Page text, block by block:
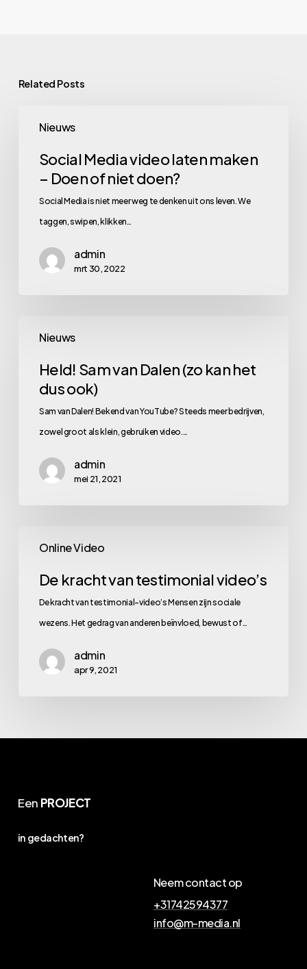
Related Posts
Nieuws
Media
video
laten
maken
Social Media video laten maken
– Doen of niet doen?
Social Media is niet meer weg te denken uit ons leven. We
taggen, swipen, klikken…
admin
mrt 30, 2022
Nieuws
Sam
Dalen
Held! Sam van Dalen (zo kan het
dus ook)
Sam van Dalen! Bekend van YouTube? Steeds meer bedrijven,
zowel groot als klein, gebruiken video.…
admin
mei 21, 2021
Online Video
kracht
testimonial
video’s
De kracht van testimonial video’s
De kracht van testimonial-video’s Mensen zijn sociale
wezens. Het gedrag van anderen beïnvloed, bewust of…
admin
apr 9, 2021
Een PROJECT
in gedachten?
Neem contact op
+31742594377
info@m-media.nl